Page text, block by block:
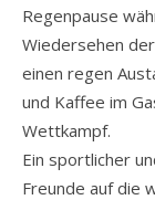
Regenpause
Wiedersehen
einen regen
und Kaffee im
Wettkampf.
Ein sportlicher
Freunde auf die